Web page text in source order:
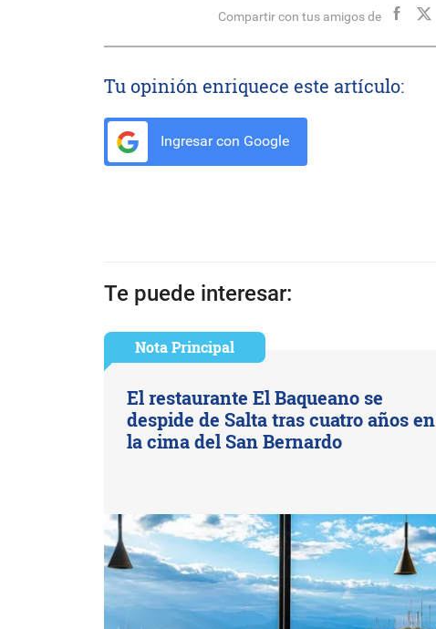
Compartir con tus amigos de
Tu opinión enriquece este artículo:
Ingresar con Google
Te puede interesar:
Nota Principal
El restaurante El Baqueano se
despide de Salta tras cuatro años en
la cima del San Bernardo